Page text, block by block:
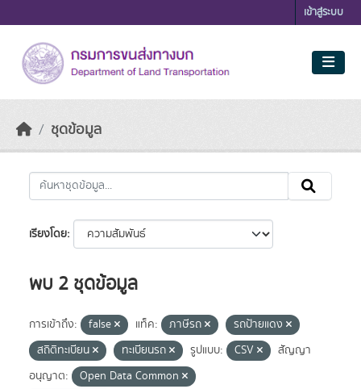
เข้าสู่ระบบ
ชุดข้อมูล
เรียงโดย
พบ 2 ชุดข้อมูล
การเข้าถึง: false แท็ค: ภาษีรถ
รถป้ายแดง
สถิติทะเบียน
ทะเบียนรถ รูปแบบ: CSV
สัญญา
อนุญาต:
Open Data Common